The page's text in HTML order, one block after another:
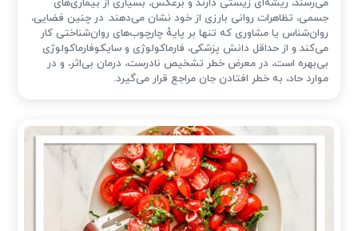
می‌رسند، ریشه‌ای زیستی دارند و برعکس، بسیاری از بیماری‌های
جسمی، تظاهرات روانی بارزی از خود نشان می‌دهند. در چنین فضایی،
روان‌شناس یا مشاوری که تنها بر پایهٔ چارچوب‌های روان‌شناختی کار
می‌کند و از حداقل دانش پزشکی، فارماکولوژی و سایکوفارماکولوژی
بی‌بهره است، در معرض خطر تشخیص نادرست، درمان بی‌اثر، و در
موارد حاد، به خطر افتادن جان مراجع قرار می‌گیرد.